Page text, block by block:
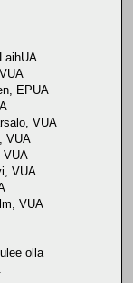
VUA
olla